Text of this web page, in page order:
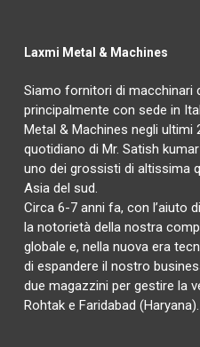
Laxmi Metal & Machines
Siamo fornitori di macchinari
principalmente con sede in
Metal & Machines negli ultimi
quotidiano di Mr. Satish
uno dei grossisti di altissima
Asia del sud.
Circa 6-7 anni fa, con l’aiuto
la notorietà della nostra
globale e, nella nuova era
di espandere il nostro
due magazzini per gestire la
Rohtak e Faridabad (Haryana).